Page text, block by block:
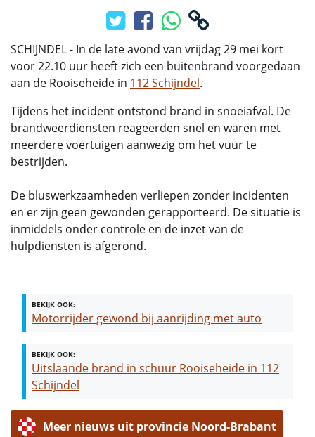
SCHIJNDEL - In de late avond van vrijdag 29 mei kort
voor 22.10 uur heeft zich een buitenbrand voorgedaan
aan de Rooiseheide in 112 Schijndel.
Tijdens het incident ontstond brand in snoeiafval. De
brandweerdiensten reageerden snel en waren met
meerdere voertuigen aanwezig om het vuur te
bestrijden.
De bluswerkzaamheden verliepen zonder incidenten
en er zijn geen gewonden gerapporteerd. De situatie is
inmiddels onder controle en de inzet van de
hulpdiensten is afgerond.
BEKIJK OOK:
Motorrijder gewond bij aanrijding met auto
BEKIJK OOK:
Uitslaande brand in schuur Rooiseheide in 112
Schijndel
Meer nieuws uit provincie Noord-Brabant